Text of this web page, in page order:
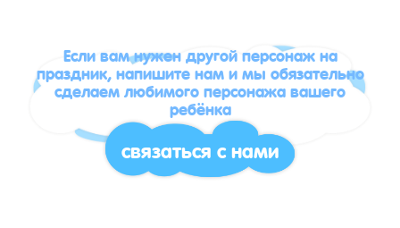
Если вам нужен другой персонаж на
праздник, напишите нам и мы обязательно
сделаем любимого персонажа вашего
ребёнка
связаться с нами